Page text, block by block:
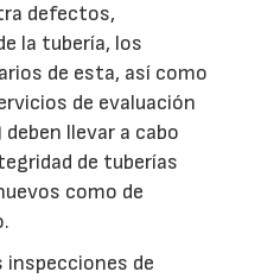
defectos,
la tubería, los
de esta, así como
de evaluación
llevar a cabo
de tuberías
como de
inspecciones de